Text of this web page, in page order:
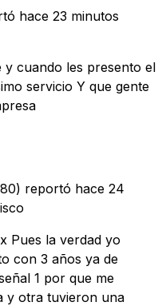
hace 23 minutos
y cuando les presento el
servicio Y que gente
reportó hace 24
Pues la verdad yo
con 3 años ya de
1 por que me
y otra tuvieron una